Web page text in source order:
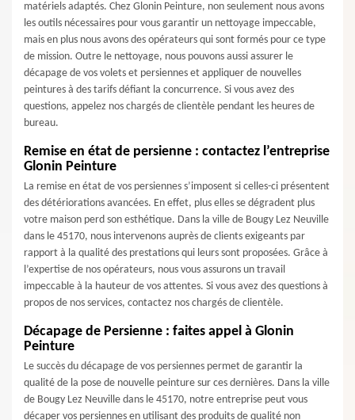
matériels adaptés. Chez Glonin Peinture, non seulement nous avons
les outils nécessaires pour vous garantir un nettoyage impeccable,
mais en plus nous avons des opérateurs qui sont formés pour ce type
de mission. Outre le nettoyage, nous pouvons aussi assurer le
décapage de vos volets et persiennes et appliquer de nouvelles
peintures à des tarifs défiant la concurrence. Si vous avez des
questions, appelez nos chargés de clientèle pendant les heures de
bureau.
Remise en état de persienne : contactez l’entreprise
Glonin Peinture
La remise en état de vos persiennes s’imposent si celles-ci présentent
des détériorations avancées. En effet, plus elles se dégradent plus
votre maison perd son esthétique. Dans la ville de Bougy Lez Neuville
dans le 45170, nous intervenons auprès de clients exigeants par
rapport à la qualité des prestations qui leurs sont proposées. Grâce à
l’expertise de nos opérateurs, nous vous assurons un travail
impeccable à la hauteur de vos attentes. Si vous avez des questions à
propos de nos services, contactez nos chargés de clientèle.
Décapage de Persienne : faites appel à Glonin
Peinture
Le succès du décapage de vos persiennes permet de garantir la
qualité de la pose de nouvelle peinture sur ces dernières. Dans la ville
de Bougy Lez Neuville dans le 45170, notre entreprise peut vous
décaper vos persiennes en utilisant des produits de qualité non